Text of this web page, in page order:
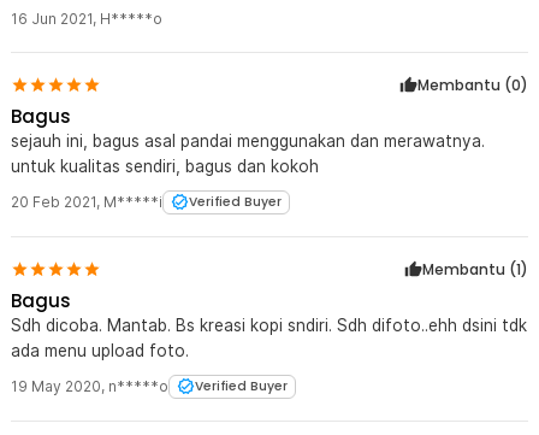
16 Jun 2021, H*****o
Membantu (0)
Bagus
sejauh ini, bagus asal pandai menggunakan dan merawatnya.
untuk kualitas sendiri, bagus dan kokoh
20 Feb 2021, M*****i Verified Buyer
Membantu (1)
Bagus
Sdh dicoba. Mantab. Bs kreasi kopi sndiri. Sdh difoto..ehh dsini tdk
ada menu upload foto.
19 May 2020, n*****o Verified Buyer